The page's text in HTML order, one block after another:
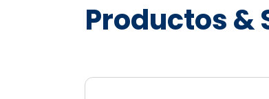
Productos &